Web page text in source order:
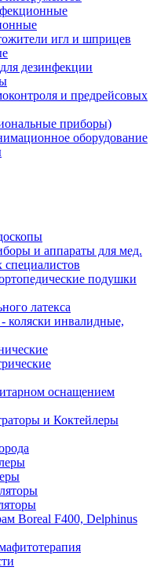
игл и шприцев
дезинфекции
и предрейсовых
приборы)
оборудование
и аппараты для мед.
специалистов
подушки
латекса
коляски инвалидные,
оснащением
и Коктейлеры
Boreal F400, Delphinus